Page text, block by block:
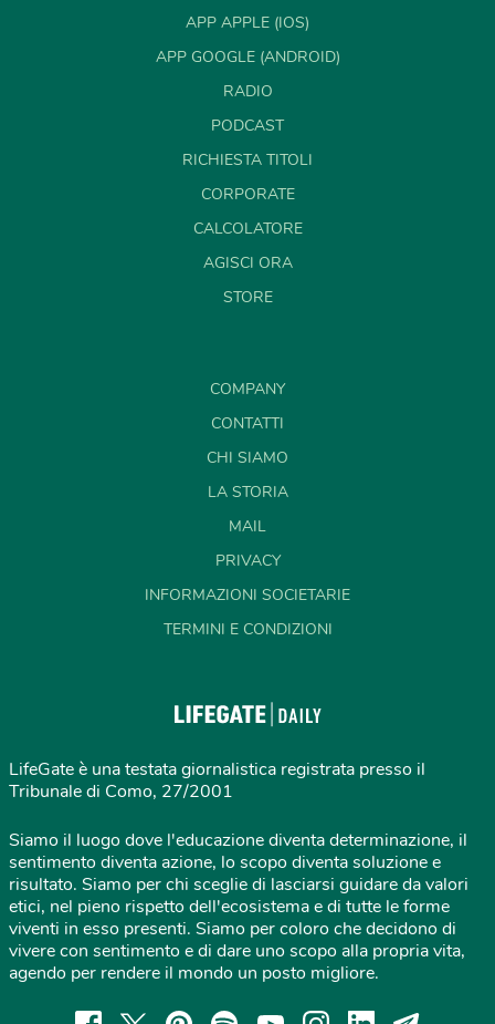
APP APPLE (IOS)
APP GOOGLE (ANDROID)
RADIO
PODCAST
RICHIESTA TITOLI
CORPORATE
CALCOLATORE
AGISCI ORA
STORE
COMPANY
CONTATTI
CHI SIAMO
LA STORIA
MAIL
PRIVACY
INFORMAZIONI SOCIETARIE
TERMINI E CONDIZIONI
LifeGate è una testata giornalistica registrata presso il
Tribunale di Como, 27/2001
Siamo il luogo dove l'educazione diventa determinazione, il
sentimento diventa azione, lo scopo diventa soluzione e
risultato. Siamo per chi sceglie di lasciarsi guidare da valori
etici, nel pieno rispetto dell'ecosistema e di tutte le forme
viventi in esso presenti. Siamo per coloro che decidono di
vivere con sentimento e di dare uno scopo alla propria vita,
agendo per rendere il mondo un posto migliore.